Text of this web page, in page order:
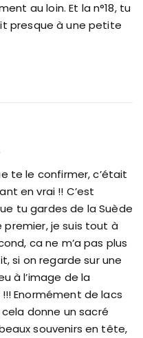
au loin. Et la n°18, tu
presque à une petite
te le confirmer, c’était
en vrai !! C’est
tu gardes de la Suède
premier, je suis tout à
ca ne m’a pas plus
si on regarde sur une
à l’image de la
Enormément de lacs
donne un sacré
souvenirs en tête,